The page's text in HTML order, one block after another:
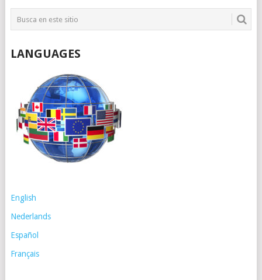
LANGUAGES
English
Nederlands
Español
Français